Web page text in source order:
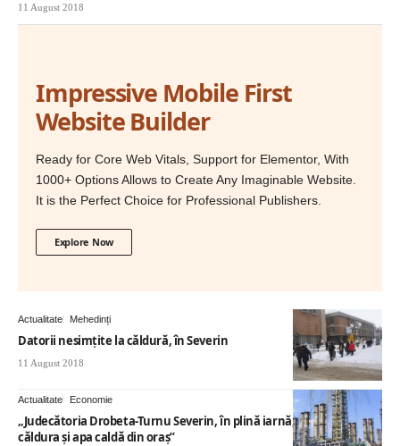
11 August 2018
Impressive Mobile First
Website Builder
Ready for Core Web Vitals, Support for Elementor, With
1000+ Options Allows to Create Any Imaginable Website.
It is the Perfect Choice for Professional Publishers.
Explore Now
Actualitate Mehedinți
Datorii nesimţite la căldură, în Severin
11 August 2018
Actualitate Economie
„Judecătoria Drobeta-Turnu Severin, în plină iarnă, opreşte
căldura şi apa caldă din oraş”